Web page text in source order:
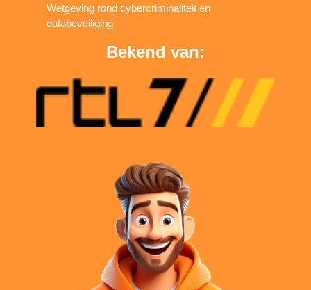
Wetgeving rond cybercriminaliteit en
databeveiliging
Bekend van: